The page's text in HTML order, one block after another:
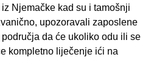
Njemačke kad su i tamošnji
upozoravali zaposlene
da će ukoliko odu ili se
kompletno liječenje ići na